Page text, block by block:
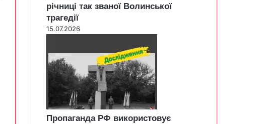
річниці так званої Волинської
трагедії
15.07.2026
Пропаганда РФ використовує